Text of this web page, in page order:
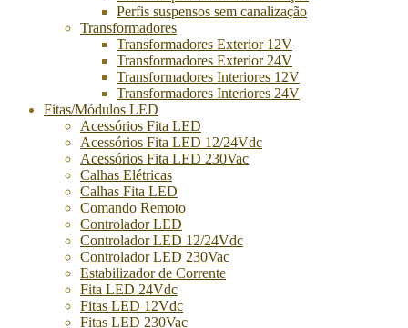
Perfis suspensos sem canalização
Transformadores
Transformadores Exterior 12V
Transformadores Exterior 24V
Transformadores Interiores 12V
Transformadores Interiores 24V
Fitas/Módulos LED
Acessórios Fita LED
Acessórios Fita LED 12/24Vdc
Acessórios Fita LED 230Vac
Calhas Elétricas
Calhas Fita LED
Comando Remoto
Controlador LED
Controlador LED 12/24Vdc
Controlador LED 230Vac
Estabilizador de Corrente
Fita LED 24Vdc
Fitas LED 12Vdc
Fitas LED 230Vac